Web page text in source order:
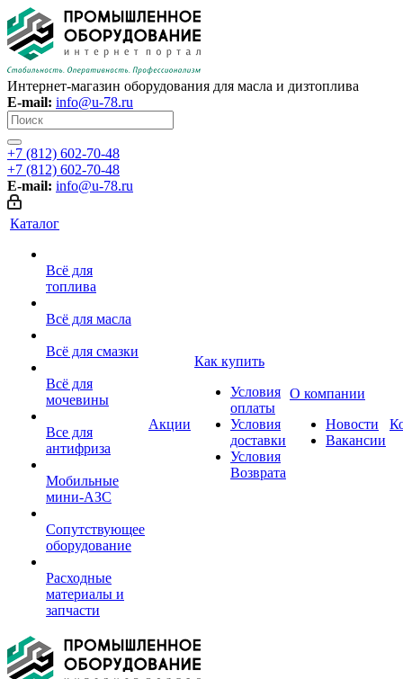
Интернет-магазин оборудования для масла и дизтоплива
E-mail: info@u-78.ru
+7 (812) 602-70-48
+7 (812) 602-70-48
E-mail: info@u-78.ru
Каталог
Всё для
топлива
Всё для масла
Всё для смазки
Всё для
мочевины
Все для
антифриза
Мобильные
мини-АЗС
Сопутствующее
оборудование
Расходные
материалы и
запчасти
Акции
Как купить
Условия
оплаты
Условия
доставки
Условия
Возврата
О компании
Новости
Вакансии